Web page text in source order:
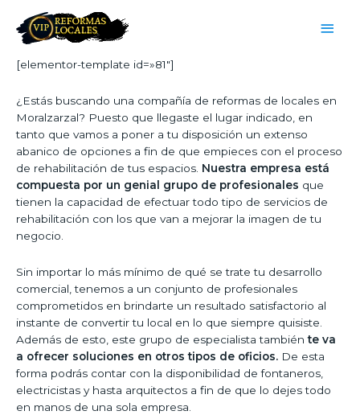
[elementor-template id=»81″]
¿Estás buscando una compañía de reformas de locales en
Moralzarzal? Puesto que llegaste el lugar indicado, en
tanto que vamos a poner a tu disposición un extenso
abanico de opciones a fin de que empieces con el proceso
de rehabilitación de tus espacios. Nuestra empresa está
compuesta por un genial grupo de profesionales que
tienen la capacidad de efectuar todo tipo de servicios de
rehabilitación con los que van a mejorar la imagen de tu
negocio.
Sin importar lo más mínimo de qué se trate tu desarrollo
comercial, tenemos a un conjunto de profesionales
comprometidos en brindarte un resultado satisfactorio al
instante de convertir tu local en lo que siempre quisiste.
Además de esto, este grupo de especialista tambiénte va
a ofrecer soluciones en otros tipos de oficios. De esta
forma podrás contar con la disponibilidad de fontaneros,
electricistas y hasta arquitectos a fin de que lo dejes todo
en manos de una sola empresa.